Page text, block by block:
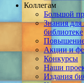
Коллегам
Большой
Знания для
библиотеке
Акции и
Конкурсы
Наши
Издания